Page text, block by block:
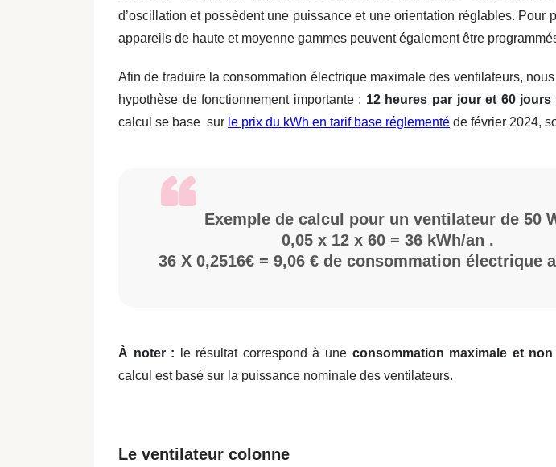
d’oscillation et possèdent une puissance et une orientation réglables. Pour
appareils de haute et moyenne gammes peuvent également être
Afin de traduire la consommation électrique maximale des ventilateurs,
hypothèse de fonctionnement importante : 12 heures par jour et 60 jours
calcul se base sur le prix du kWh en tarif base réglementé de février 2024,
Exemple de calcul pour un ventilateur de 50
0,05 x 12 x 60 = 36 kWh/an .
36 X 0,2516€ = 9,06 € de consommation électrique
À noter : le résultat correspond à une consommation maximale et
calcul est basé sur la puissance nominale des ventilateurs.
Le ventilateur colonne